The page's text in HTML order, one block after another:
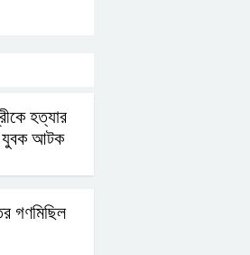
হত্যার
যুবক আটক
গণমিছিল